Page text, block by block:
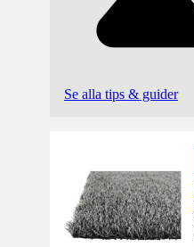
Se alla tips & guider